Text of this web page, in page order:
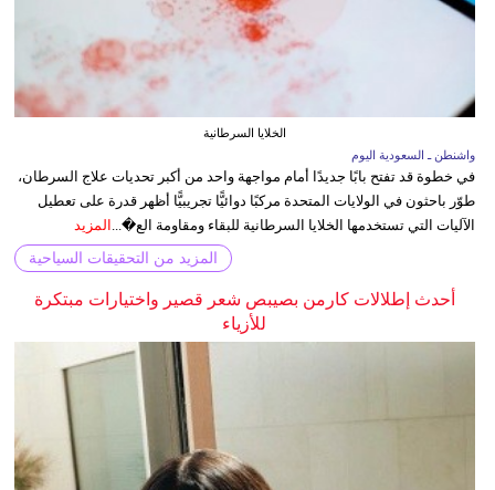
الخلايا السرطانية
واشنطن ـ السعودية اليوم
في خطوة قد تفتح بابًا جديدًا أمام مواجهة واحد من أكبر تحديات علاج السرطان،
طوّر باحثون في الولايات المتحدة مركبًا دوائيًّا تجريبيًّا أظهر قدرة على تعطيل
الآليات التي تستخدمها الخلايا السرطانية للبقاء ومقاومة الع�... المزيد
المزيد من التحقيقات السياحية
أحدث إطلالات كارمن بصيبص شعر قصير واختيارات مبتكرة
للأزياء